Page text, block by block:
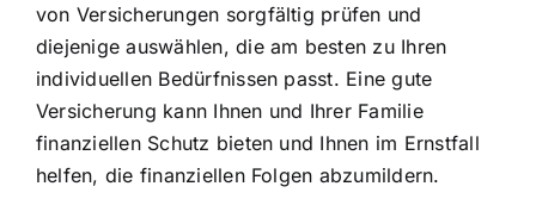
von Versicherungen sorgfältig prüfen und
diejenige auswählen, die am besten zu Ihren
individuellen Bedürfnissen passt. Eine gute
Versicherung kann Ihnen und Ihrer Familie
finanziellen Schutz bieten und Ihnen im Ernstfall
helfen, die finanziellen Folgen abzumildern.